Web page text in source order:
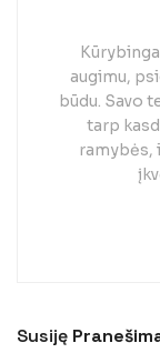
augimu,
būdu. Savo
tarp
ramybės,
Susiję